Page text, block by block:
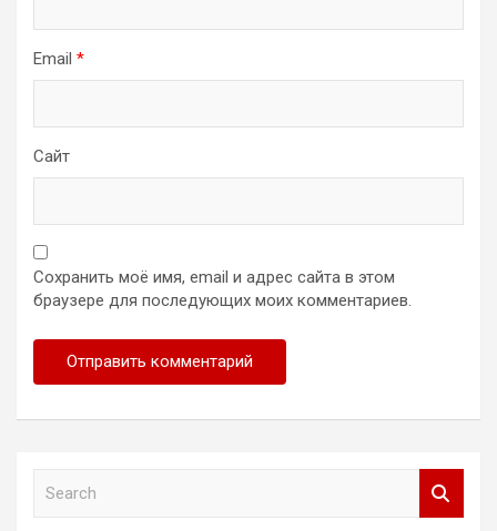
Email *
Сайт
Сохранить моё имя, email и адрес сайта в этом
браузере для последующих моих комментариев.